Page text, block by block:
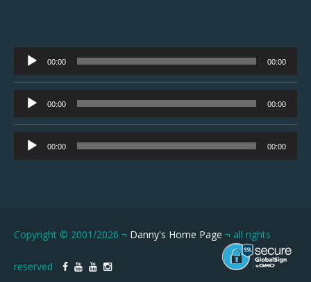
Tocador
de
áudio
00:00 00:00
Tocador
de
áudio
00:00 00:00
Tocador
de
00:00 00:00
Copyright © 2001/2026 ¬ Danny's Home Page ¬ all rights
reserved